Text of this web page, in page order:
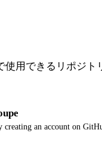
用できるリポジト
an account on